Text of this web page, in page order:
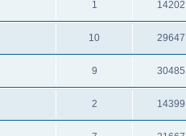
1 14202
10 29647
9 30485
2 14399